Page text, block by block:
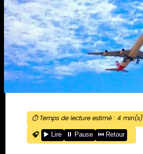
⏱️ Temps de lecture estimé : 4 min(s)
🎧
▶️ Lire ⏸️ Pause ⏮️ Retour